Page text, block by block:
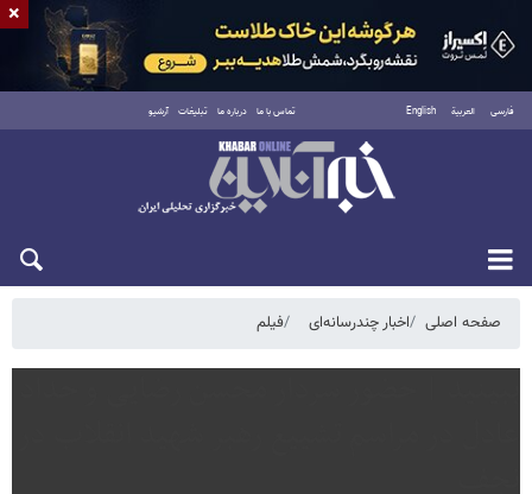
فارسی العربية English تماس با ما درباره ما تبلیغات آرشیو
جمعه ۱۶ مرداد ۱۴۰۵
صفحه اصلی اخبار چندرسانه‌ای فیلم
×